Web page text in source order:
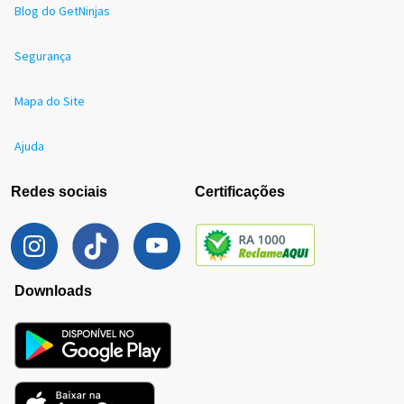
Blog do GetNinjas
Segurança
Mapa do Site
Ajuda
Redes sociais Certificações
Downloads